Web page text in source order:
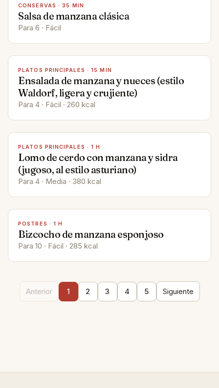
CONSERVAS ·35 MIN
Salsa de manzana clásica
Para 6 · Fácil
PLATOS PRINCIPALES ·15 MIN
Ensalada de manzana y nueces (estilo
Waldorf, ligera y crujiente)
Para 4 · Fácil · 260 kcal
PLATOS PRINCIPALES ·1 H
Lomo de cerdo con manzana y sidra
(jugoso, al estilo asturiano)
Para 4 · Media · 380 kcal
POSTRES ·1 H
Bizcocho de manzana esponjoso
Para 10 · Fácil · 285 kcal
Anterior 1 2 3 4 5 Siguiente